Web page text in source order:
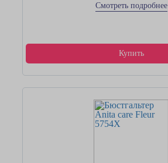
Смотреть подробнее
Купить